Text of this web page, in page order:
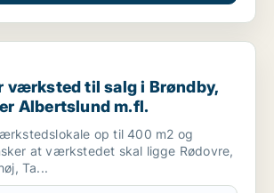
til salg i Brøndby, Rødovre eller
værksted til salg i Brøndby,
Albertslund m.fl.
op til 400 m2 og
at værkstedet skal ligge Rødovre,
Ta...